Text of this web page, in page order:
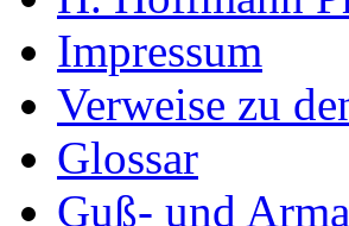
Impressum
Verweise zu
Glossar
Guß- und